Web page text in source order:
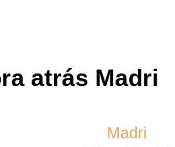
atrás Madri
Madri